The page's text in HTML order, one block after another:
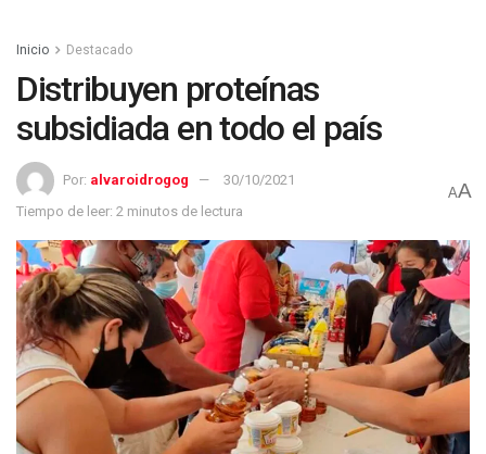
Inicio Destacado
Distribuyen proteínas
subsidiada en todo el país
Por: alvaroidrogog
30/10/2021
Tiempo de leer: 2 minutos de lectura
AA